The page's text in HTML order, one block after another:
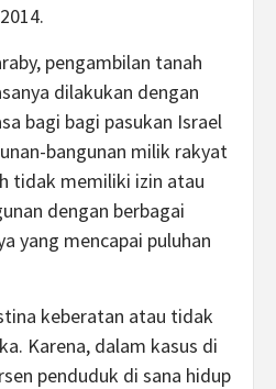
pengambilan tanah
dilakukan dengan
bagi bagi pasukan Israel
bangunan milik rakyat
tidak memiliki izin atau
dengan berbagai
yang mencapai puluhan
keberatan atau tidak
Karena, dalam kasus di
penduduk di sana hidup